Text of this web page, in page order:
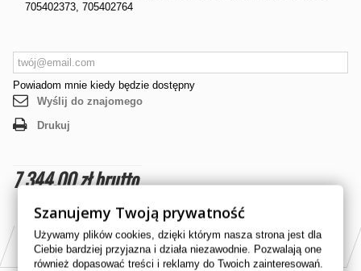
705402373, 705402764
Powiadom mnie kiedy będzie dostępny
Wyślij do znajomego
Drukuj
7 344,00 złbrutto
PASUJE DO
Szanujemy Twoją prywatność
Używamy plików cookies, dzięki którym nasza strona jest dla
Ciebie bardziej przyjazna i działa niezawodnie. Pozwalają one
również dopasować treści i reklamy do Twoich zainteresowań.